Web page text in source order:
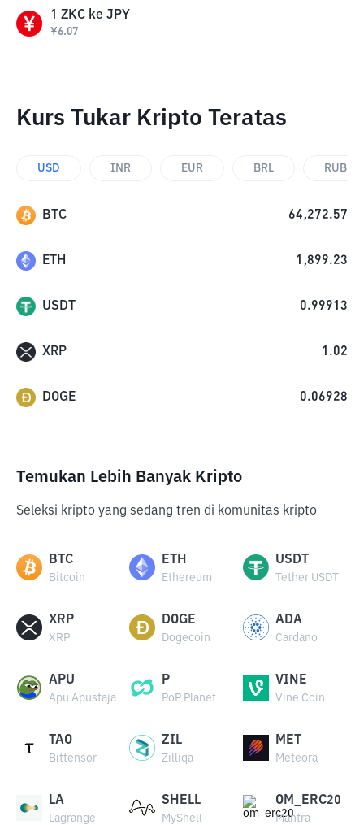
1 ZKC ke JPY
¥6.07
Kurs Tukar Kripto Teratas
USD INR EUR BRL RUB
BTC 64,272.57
ETH 1,899.23
USDT 0.99913
XRP 1.02
DOGE 0.06928
Temukan Lebih Banyak Kripto
Seleksi kripto yang sedang tren di komunitas kripto
BTC
Bitcoin
ETH
Ethereum
USDT
Tether USDT
XRP
XRP
DOGE
Dogecoin
ADA
Cardano
APU
Apu Apustaja
P
PoP Planet
VINE
Vine Coin
TAO
Bittensor
ZIL
Zilliqa
MET
Meteora
LA
Lagrange
SHELL
MyShell
OM_ERC20
Mantra